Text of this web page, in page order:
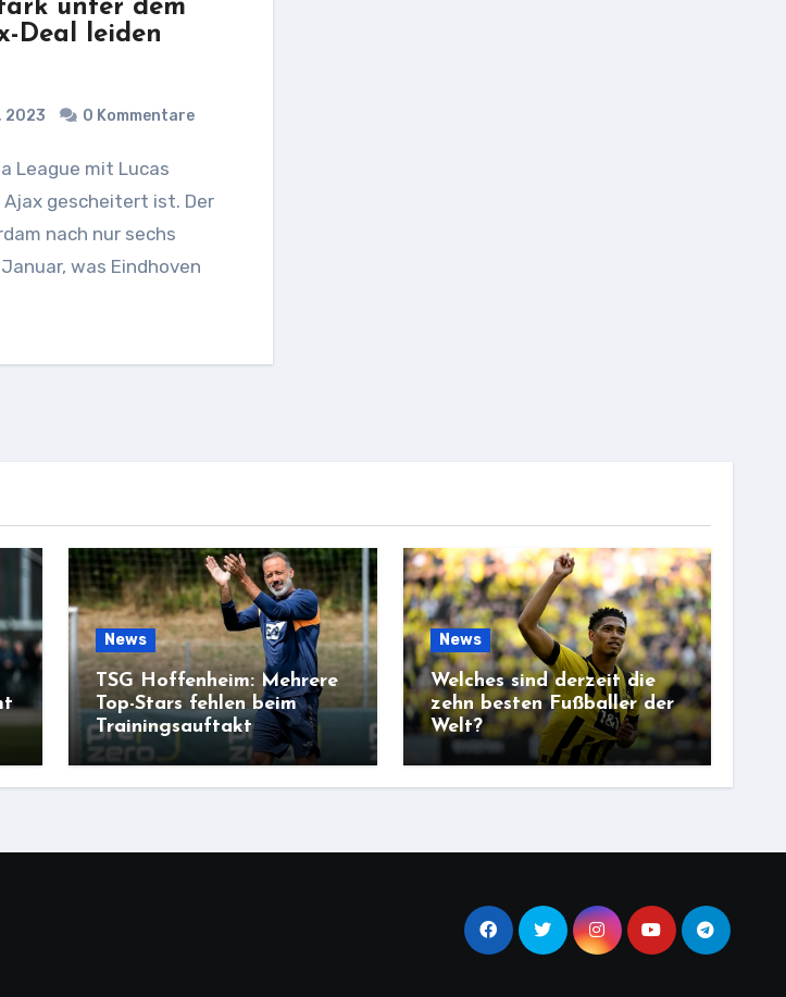
unter dem
Deal leiden
2023 0 Kommentare
Ajax gescheitert ist. Der
nach nur sechs
was Eindhoven
News
TSG Hoffenheim: Mehrere
Top-Stars fehlen beim
Trainingsauftakt
News
Welches sind derzeit die
zehn besten Fußballer der
Welt?